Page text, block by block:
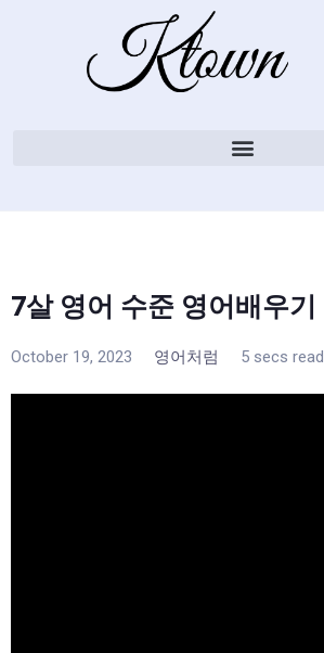
7살 영어 수준 영어배우기
October 19, 2023 영어처럼 5 secs read